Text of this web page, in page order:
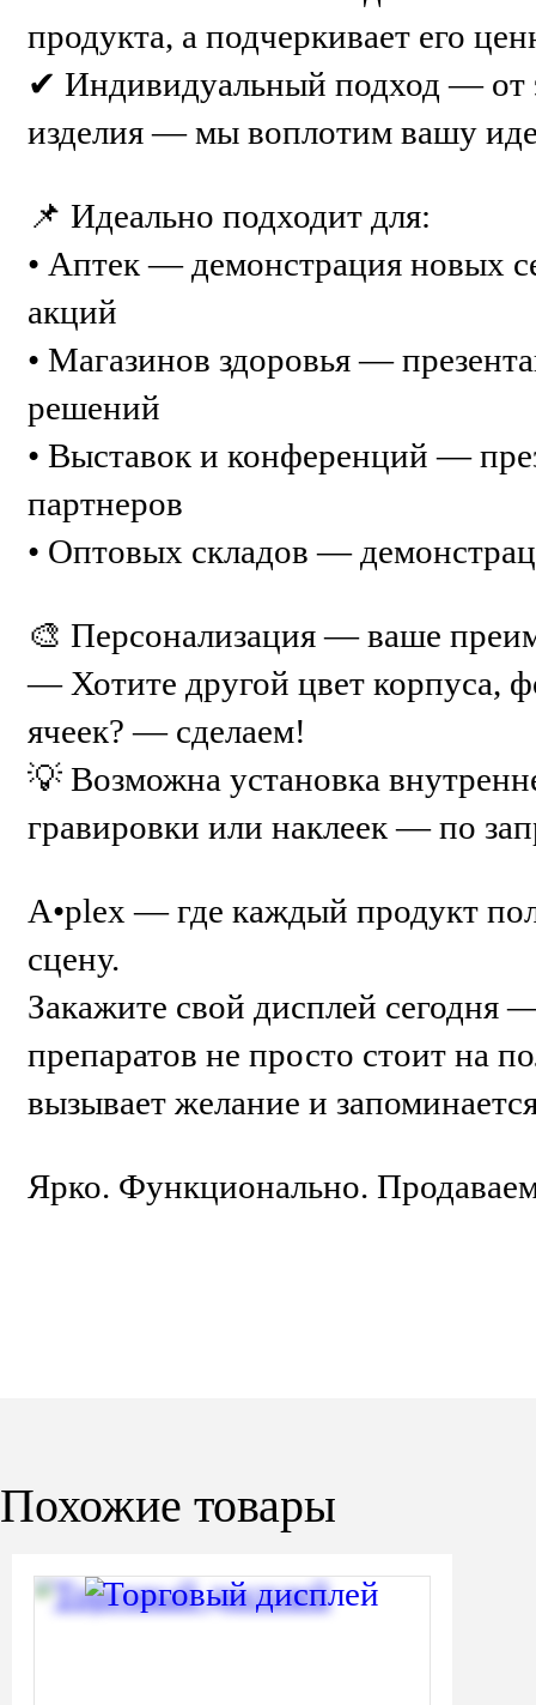
продукта, а подчеркивает его
✔ Индивидуальный подход — от
изделия — мы воплотим вашу
📌 Идеально подходит для:
• Аптек — демонстрация новых
акций
• Магазинов здоровья —
решений
• Выставок и конференций —
партнеров
• Оптовых складов —
🎨 Персонализация — ваше
— Хотите другой цвет корпуса,
ячеек? — сделаем!
💡 Возможна установка
гравировки или наклеек — по
A•plex — где каждый продукт
сцену.
Закажите свой дисплей сегодня
препаратов не просто стоит на
вызывает желание и
Ярко. Функционально.
Похожие товары